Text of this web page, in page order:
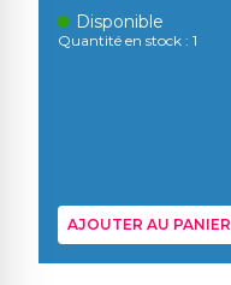
Disponible
Quantité en stock : 1
AJOUTER AU PANIER